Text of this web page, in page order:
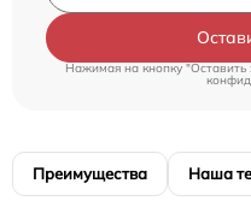
Нажимая на кнопку "Оставить
Преимущества Наша